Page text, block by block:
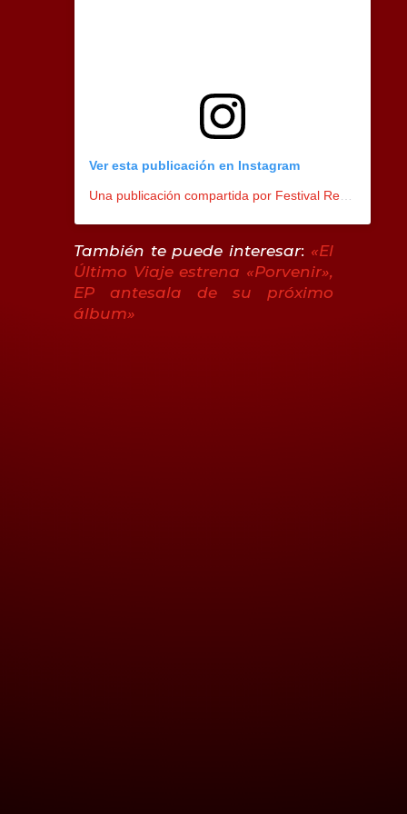
Ver esta publicación en Instagram
Una publicación compartida por Festival Red Stage (@redstagefest)
También te puede interesar: «El
Último Viaje estrena «Porvenir»,
EP antesala de su próximo
álbum»